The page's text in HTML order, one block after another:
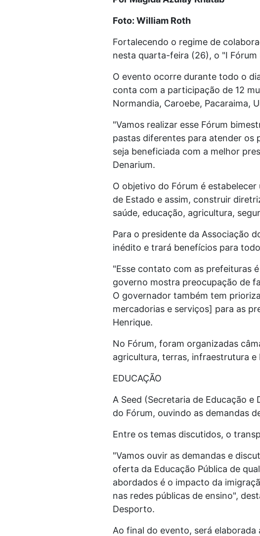
Foto: William Roth
Fortalecendo o regime de
nesta quarta-feira (26), o "I
O evento ocorre durante todo o
conta com a participação de 12
Normandia, Caroebe, Pacaraima,
"Vamos realizar esse Fórum
pastas diferentes para atender os
seja beneficiada com a melhor
Denarium.
O objetivo do Fórum é
de Estado e assim, construir
saúde, educação, agricultura,
Para o presidente da Associação
inédito e trará benefícios para
"Esse contato com as prefeituras
governo mostra preocupação de
O governador também tem
mercadorias e serviços] para as
Henrique.
No Fórum, foram organizadas
agricultura, terras, infraestrutura e
EDUCAÇÃO
A Seed (Secretaria de Educação
do Fórum, ouvindo as demandas
Entre os temas discutidos, o
"Vamos ouvir as demandas e
oferta da Educação Pública de
abordados é o impacto da
nas redes públicas de ensino",
Desporto.
Ao final do evento, será